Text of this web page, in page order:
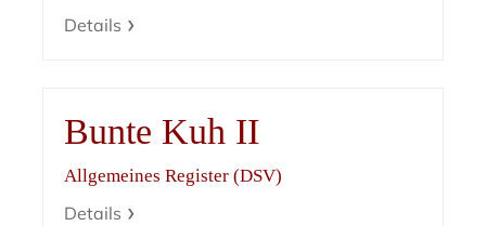
Details
Bunte Kuh II
Allgemeines Register (DSV)
Details